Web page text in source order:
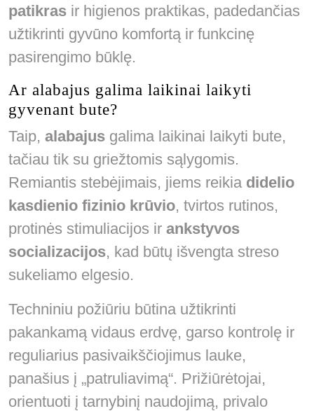
patikras ir higienos praktikas, padedančias
užtikrinti gyvūno komfortą ir funkcinę
pasirengimo būklę.
Ar alabajus galima laikinai laikyti
gyvenant bute?
Taip, alabajus galima laikinai laikyti bute,
tačiau tik su griežtomis sąlygomis.
Remiantis stebėjimais, jiems reikia didelio
kasdienio fizinio krūvio, tvirtos rutinos,
protinės stimuliacijos ir ankstyvos
socializacijos, kad būtų išvengta streso
sukeliamo elgesio.
Techniniu požiūriu būtina užtikrinti
pakankamą vidaus erdvę, garso kontrolę ir
reguliarius pasivaikščiojimus lauke,
panašius į „patruliavimą“. Prižiūrėtojai,
orientuoti į tarnybinį naudojimą, privalo